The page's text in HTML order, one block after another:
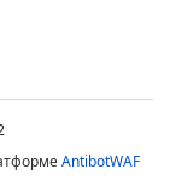
AntibotWAF